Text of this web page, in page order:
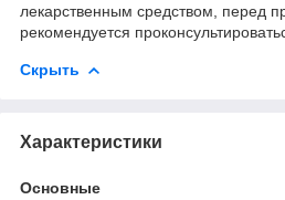
лекарственным средством, перед
рекомендуется
Скрыть
Характеристики
Основные